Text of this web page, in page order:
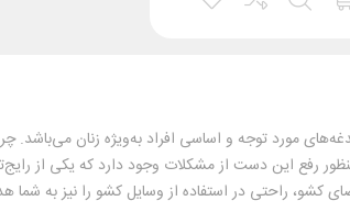
مورد توجه و اساسی افراد به‌ویژه زنان می‌باشد.
رفع این دست از مشکلات وجود دارد که یکی از
کشو، راحتی در استفاده از وسایل کشو را نیز به شما